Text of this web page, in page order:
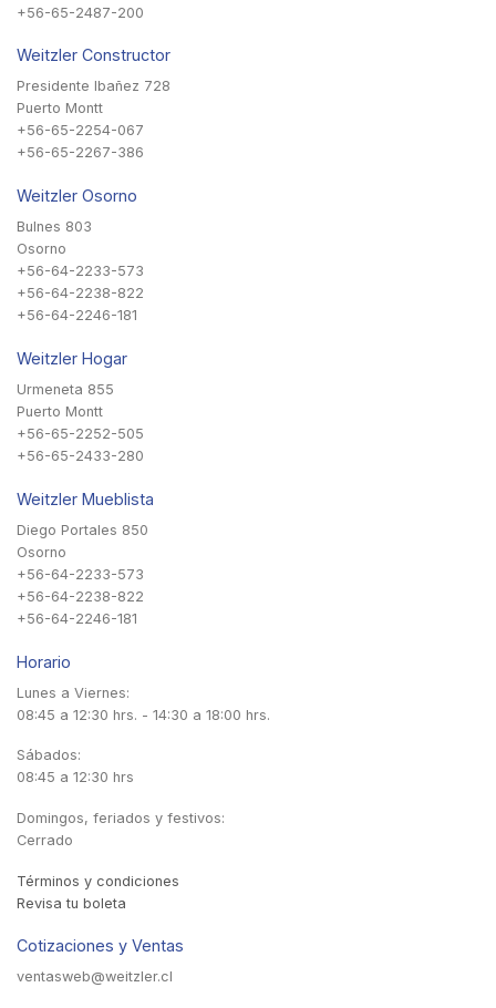
+56-65-2487-200
Weitzler Constructor
Presidente Ibañez 728
Puerto Montt
+56-65-2254-067
+56-65-2267-386
Weitzler Osorno
Bulnes 803
Osorno
+56-64-2233-573
+56-64-2238-822
+56-64-2246-181
Weitzler Hogar
Urmeneta 855
Puerto Montt
+56-65-2252-505
+56-65-2433-280
Weitzler Mueblista
Diego Portales 850
Osorno
+56-64-2233-573
+56-64-2238-822
+56-64-2246-181
Horario
Lunes a Viernes:
08:45 a 12:30 hrs. - 14:30 a 18:00 hrs.
Sábados:
08:45 a 12:30 hrs
Domingos, feriados y festivos:
Cerrado
Términos y condiciones
Revisa tu boleta
Cotizaciones y Ventas
ventasweb@weitzler.cl